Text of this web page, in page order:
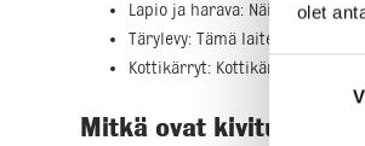
olet
Lapio ja harava: Näillä
Tärylevy: Tämä laite on
Kottikärryt: Kottikärryillä
Mitkä ovat kivituhkan